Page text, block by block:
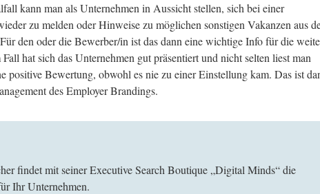
kann man als Unternehmen in Aussicht stellen, sich bei einer
zu melden oder Hinweise zu möglichen sonstigen Vakanzen aus
den oder die Bewerber/in ist das dann eine wichtige Info für die
hat sich das Unternehmen gut präsentiert und nicht selten liest man
positive Bewertung, obwohl es nie zu einer Einstellung kam. Das ist
des Employer Brandings.
findet mit seiner Executive Search Boutique „Digital Minds“ die
Ihr Unternehmen.